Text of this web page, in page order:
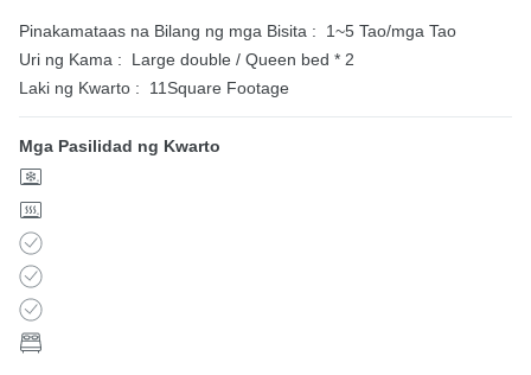
Pinakamataas na Bilang ng mga Bisita :
1~5 Tao/mga Tao
Uri ng Kama :
Large double / Queen bed * 2
Laki ng Kwarto :
11Square Footage
Mga Pasilidad ng Kwarto